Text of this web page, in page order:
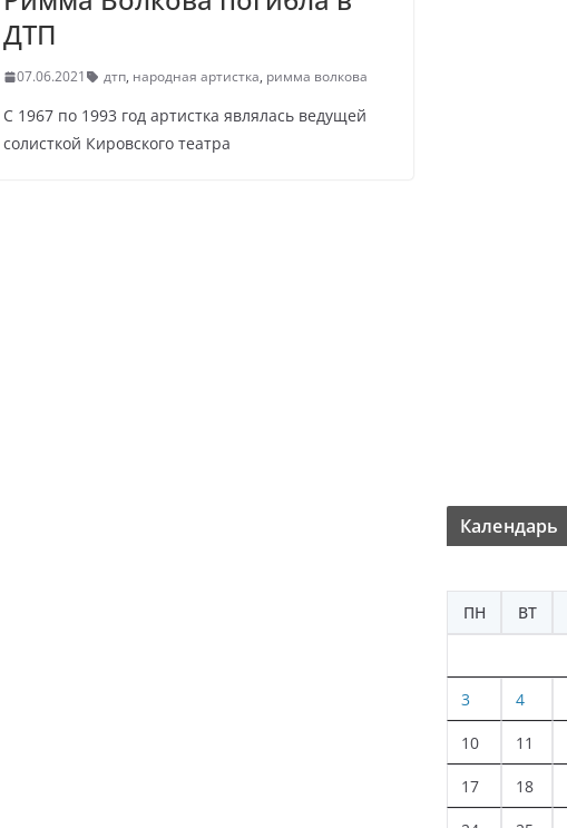
ДТП
07.06.2021 дтп, народная артистка, римма волкова
С 1967 по 1993 год артистка являлась ведущей
солисткой Кировского театра
Календарь
ПН
ВТ
3 4
10 11
17 18